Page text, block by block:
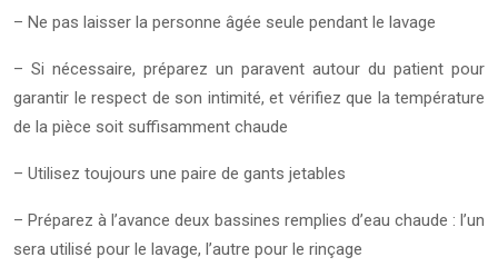
– Ne pas laisser la personne âgée seule pendant le lavage
– Si nécessaire, préparez un paravent autour du patient pour
garantir le respect de son intimité, et vérifiez que la température
de la pièce soit suffisamment chaude
– Utilisez toujours une paire de gants jetables
– Préparez à l’avance deux bassines remplies d’eau chaude : l’un
sera utilisé pour le lavage, l’autre pour le rinçage